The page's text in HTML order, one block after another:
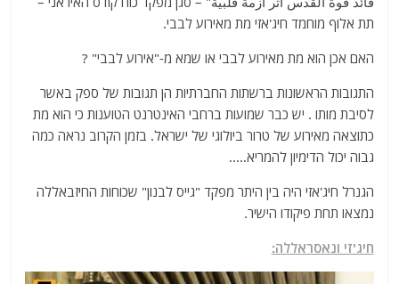
s
A
p
p
g
ra
m
l
er
e
b
o
o
k
תת אלוף מוחמד חיג'אזי מת מאירוע לבבי.
האם אכן הוא מת מאירוע לבבי או שמא מ-"אירוע לבבי" ?
התגובות הראשונות ברשתות החברתיות הן תגובות של ספק באשר
לסיבת מותו . יש כבר שמועות ברחבי האינטרנט הטוענות כי הוא מת
כתוצאה מאירוע של טרור ביולוגי של ישראל. בזמן הקרוב נראה כמה
גבוה יכול הדימיון להמריא…..
הגנרל חיג'אזי היה בין היתר מפקד "גייס לבנון" שכוחות החיזבאללה
נמצאו תחת פיקודו הישיר.
חיג'זי ונאסראללה: